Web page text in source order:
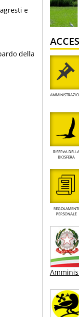
e
della
RISERVA DELLA
BIOSFERA
REGOLAMENTI
PERSONALE